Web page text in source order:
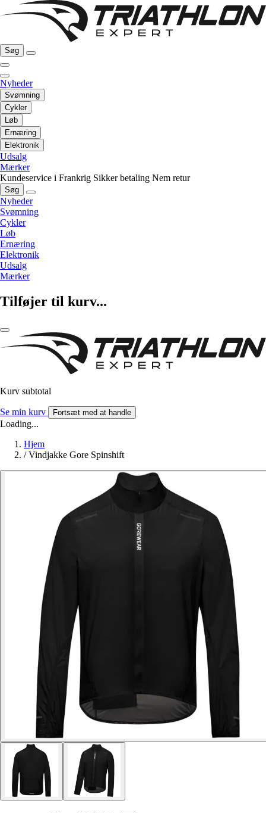
Søg
Nyheder
Svømning
Cykler
Løb
Ernæring
Elektronik
Udsalg
Mærker
Kundeservice i Frankrig Sikker betaling Nem retur
Søg
Nyheder
Svømning
Cykler
Løb
Ernæring
Elektronik
Udsalg
Mærker
Tilføjer til kurv...
Kurv subtotal
Se min kurv Fortsæt med at handle
Loading...
Hjem
/ Vindjakke Gore Spinshift